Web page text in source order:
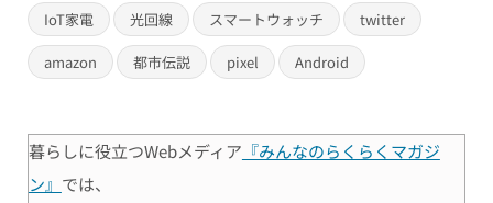
IoT家電 光回線 スマートウォッチ twitter
amazon 都市伝説 pixel Android
暮らしに役立つWebメディア 『みんなのらくらくマガジ
ン』 では、